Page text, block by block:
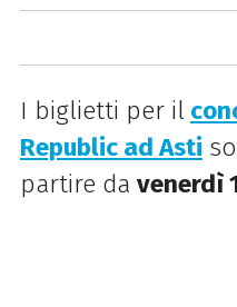
I biglietti per il
Republic ad Asti
partire da venerdì